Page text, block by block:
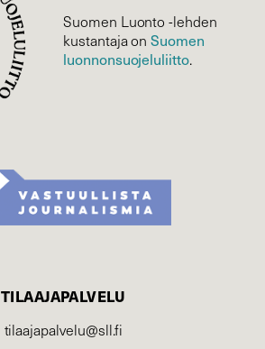
Suomen Luonto -lehden
kustantaja onSuomen
luonnonsuojelu­liitto.
TILAAJAPALVELU
tilaajapalvelu@sll.fi